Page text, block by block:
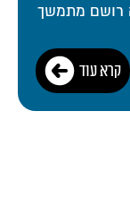
רושם מתמשך
קרא עוד